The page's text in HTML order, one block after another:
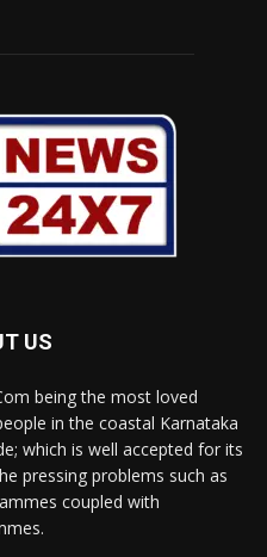
US
being the most loved
in the coastal Karnataka
which is well accepted for its
pressing problems such as
coupled with